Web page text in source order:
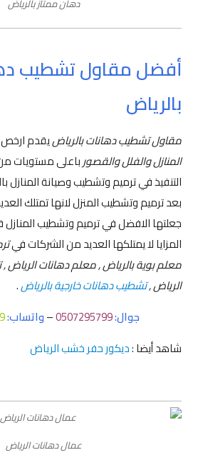
دهان ممتاز بالرياض
أفضل مقاول تشطيب
بالرياض
مقاول تشطيب دهانات بالرياضيقدم
المنازل والفلل والقصورباعلى مستويات
التنفيذ في ترميم وتشطيب وصيانة المنازل
بعد ترميم وتشطيب المنزل لانها تمتلك
جعلتها الافضل في ترميم وتشطيب
المزايا لا يمتلكها العديد من الشركات في
معلم بوية بالرياض , معلم دهانات
الرياض ,تشطيب دهانات خارجية بالرياض.
جوال:0507295799
–واتساب:
شاهد أيضا :ديكور حفر خشب الرياض
عمال دهانات الرياض